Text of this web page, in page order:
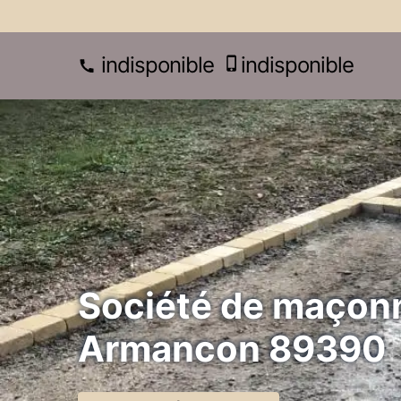
indisponible indisponible
Société de
Armancon 89390